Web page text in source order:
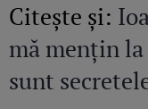
Citeşte şi:
mă mențin la
sunt